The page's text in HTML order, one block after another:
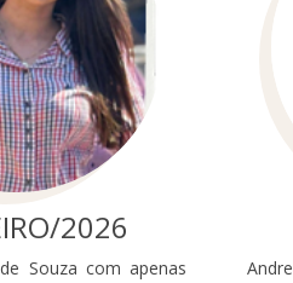
2026
Souza com apenas